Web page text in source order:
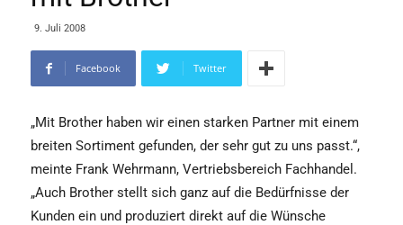
9. Juli 2008
Facebook Twitter
„Mit Brother haben wir einen starken Partner mit einem
breiten Sortiment gefunden, der sehr gut zu uns passt.“,
meinte Frank Wehrmann, Vertriebsbereich Fachhandel.
„Auch Brother stellt sich ganz auf die Bedürfnisse der
Kunden ein und produziert direkt auf die Wünsche